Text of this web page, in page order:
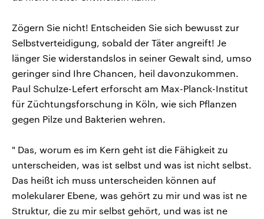
Zögern Sie nicht! Entscheiden Sie sich bewusst zur
Selbstverteidigung, sobald der Täter angreift! Je
länger Sie widerstandslos in seiner Gewalt sind, umso
geringer sind Ihre Chancen, heil davonzukommen.
Paul Schulze-Lefert erforscht am Max-Planck-Institut
für Züchtungsforschung in Köln, wie sich Pflanzen
gegen Pilze und Bakterien wehren.
" Das, worum es im Kern geht ist die Fähigkeit zu
unterscheiden, was ist selbst und was ist nicht selbst.
Das heißt ich muss unterscheiden können auf
molekularer Ebene, was gehört zu mir und was ist ne
Struktur, die zu mir selbst gehört, und was ist ne